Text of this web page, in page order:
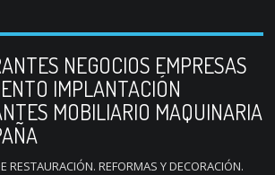
NEGOCIOS EMPRESAS
IMPLANTACIÓN
MOBILIARIO MAQUINARIA
RESTAURACIÓN. REFORMAS Y DECORACIÓN.